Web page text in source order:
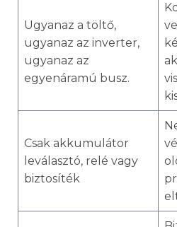
Ugyanaz a töltő,
ugyanaz az inverter,
ugyanaz az
egyenáramú busz.
Csak akkumulátor
leválasztó, relé vagy
biztosíték